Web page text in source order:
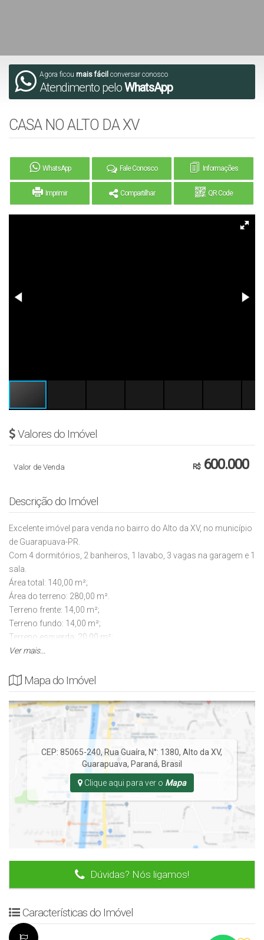
Agora ficou mais fácil conversar conosco
Atendimento peloWhatsApp
CASA NO ALTO DA XV
WhatsApp Fale Conosco Informações
Imprimir Compartilhar QR Code
Valores do Imóvel
R$600.000
Valor de Venda
Descrição do Imóvel
Excelente imóvel para venda no bairro do Alto da XV, no município
de Guarapuava-PR.
Com 4 dormitórios, 2 banheiros, 1 lavabo, 3 vagas na garagem e 1
sala.
Área total: 140,00 m²;
Área do terreno: 280,00 m².
Terreno frente: 14,00 m²;
Terreno fundo: 14,00 m²;
Terreno esquerda: 20,00 m²;
Terreno direita: 20,00 m².
Ver mais...
Mapa do Imóvel
CEP: 85065-240, Rua Guaíra, N°: 1380,Alto da XV,
Guarapuava, Paraná, Brasil
Clique aqui para ver o Mapa
Dúvidas? Nós ligamos!
Características do Imóvel